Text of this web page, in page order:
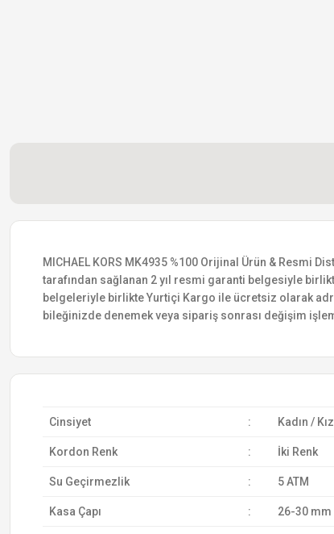
MICHAEL KORS MK4935 %100 Orijinal Ürün & Resmi
tarafından sağlanan 2 yıl resmi garanti belgesiyle
belgeleriyle birlikte Yurtiçi Kargo ile ücretsiz olarak
bileğinizde denemek veya sipariş sonrası değişim
Cinsiyet : Kadın / Kız
Kordon Renk : İki Renk
Su Geçirmezlik : 5 ATM
Kasa Çapı : 26-30 mm